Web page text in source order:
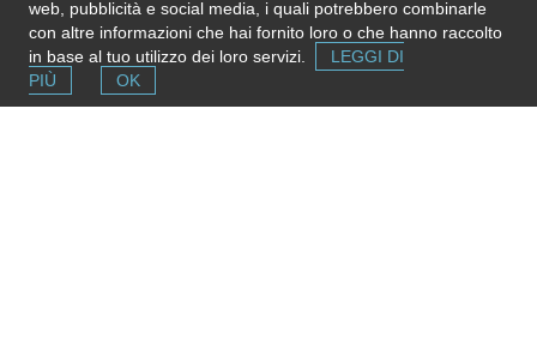
web, pubblicità e social media, i quali potrebbero combinarle
con altre informazioni che hai fornito loro o che hanno raccolto
in base al tuo utilizzo dei loro servizi.
LEGGI DI
PIÙ
OK